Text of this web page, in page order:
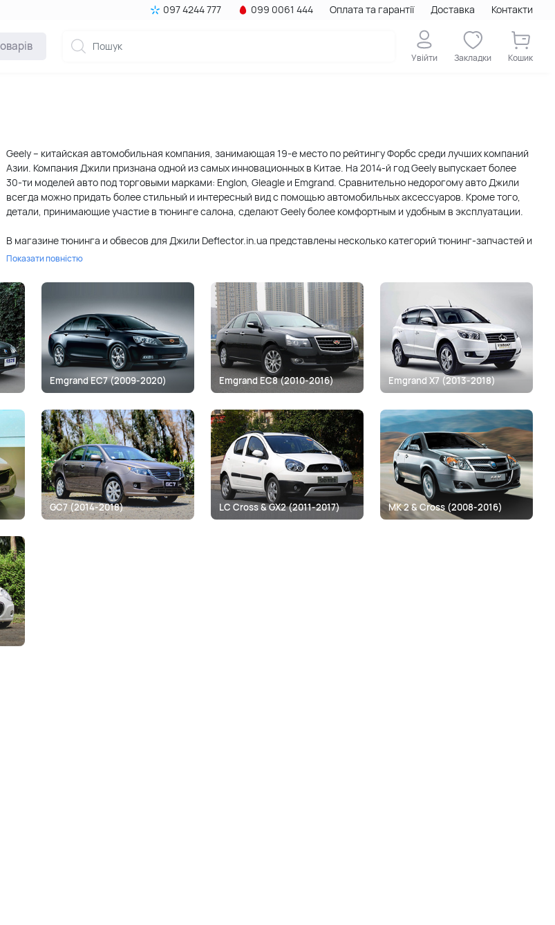
097 4244 777 099 0061 444 Оплата та гарантії Доставка Контакти
Увійти Закладки Кошик
Geely – китайская автомобильная компания, занимающая 19-е место по рейтингу Форбс среди лучших компаний
Азии. Компания Джили признана одной из самых инновационных в Китае. На 2014-й год Geely выпускает более
30-ти моделей авто под торговыми марками: Englon, Gleagle и Emgrand. Сравнительно недорогому авто Джили
всегда можно придать более стильный и интересный вид с помощью автомобильных аксессуаров. Кроме того,
детали, принимающие участие в тюнинге салона, сделают Geely более комфортным и удобным в эксплуатации.
В магазине тюнинга и обвесов для Джили Deflector.in.ua представлены несколько категорий тюнинг-запчастей и
деталей. Среди них: ветровики, мухобойки, автомобильные ковры, чехлы для сидений, накладки внутренние и
по тюнингу Джилли. Кроме того, качество автоаксессуаров магазина всегда соответствует цене.
Все автомобильные аксессуары из каталога деталей Geely легки в самостоятельной установке. Кроме того, к
каждой заказанной для Джили детали в комплекте идет инструкция по ее установке и мелкие крепежи. Остались
вопросы по тюнингу или обвесу Джили? Наши специалисты могут бесплатно ответить на них по телефону или по
почте.
Интернет-магазин автоаксессуаров для Джили Deflector.in.ua доставляет детали и запчасти по Украине
Показати повністю
Emgrand EC7 (2009-2020) Emgrand EC8 (2010-2016) Emgrand X7 (2013-2018)
GC7 (2014-2018) LC Cross & GX2 (2011-2017) MK 2 & Cross (2008-2016)